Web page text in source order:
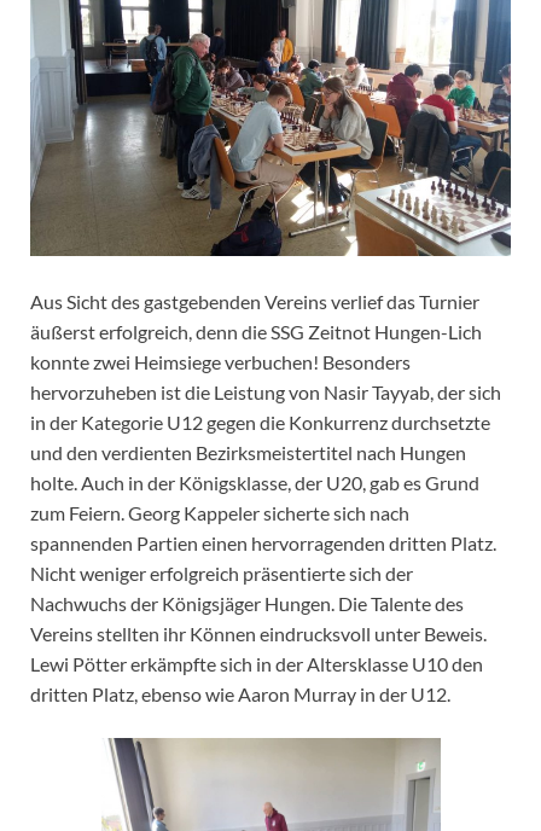
Aus Sicht des gastgebenden Vereins verlief das Turnier
äußerst erfolgreich, denn die SSG Zeitnot Hungen-Lich
konnte zwei Heimsiege verbuchen! Besonders
hervorzuheben ist die Leistung von Nasir Tayyab, der sich
in der Kategorie U12 gegen die Konkurrenz durchsetzte
und den verdienten Bezirksmeistertitel nach Hungen
holte. Auch in der Königsklasse, der U20, gab es Grund
zum Feiern. Georg Kappeler sicherte sich nach
spannenden Partien einen hervorragenden dritten Platz.
Nicht weniger erfolgreich präsentierte sich der
Nachwuchs der Königsjäger Hungen. Die Talente des
Vereins stellten ihr Können eindrucksvoll unter Beweis.
Lewi Pötter erkämpfte sich in der Altersklasse U10 den
dritten Platz, ebenso wie Aaron Murray in der U12.